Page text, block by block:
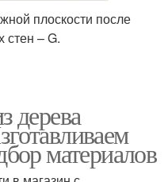
плоскости после
– G.
дерева
материалов